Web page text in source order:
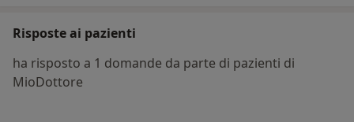
Risposte ai pazienti
ha risposto a 1 domande da parte di pazienti di
MioDottore